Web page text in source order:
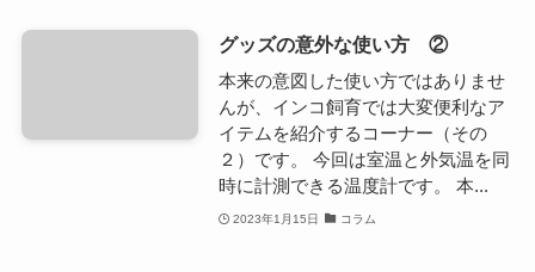
グッズの意外な使い方 ②
本来の意図した使い方ではありませ
んが、インコ飼育では大変便利なア
イテムを紹介するコーナー（その
２）です。 今回は室温と外気温を同
時に計測できる温度計です。 本...
2023年1月15日 コラム